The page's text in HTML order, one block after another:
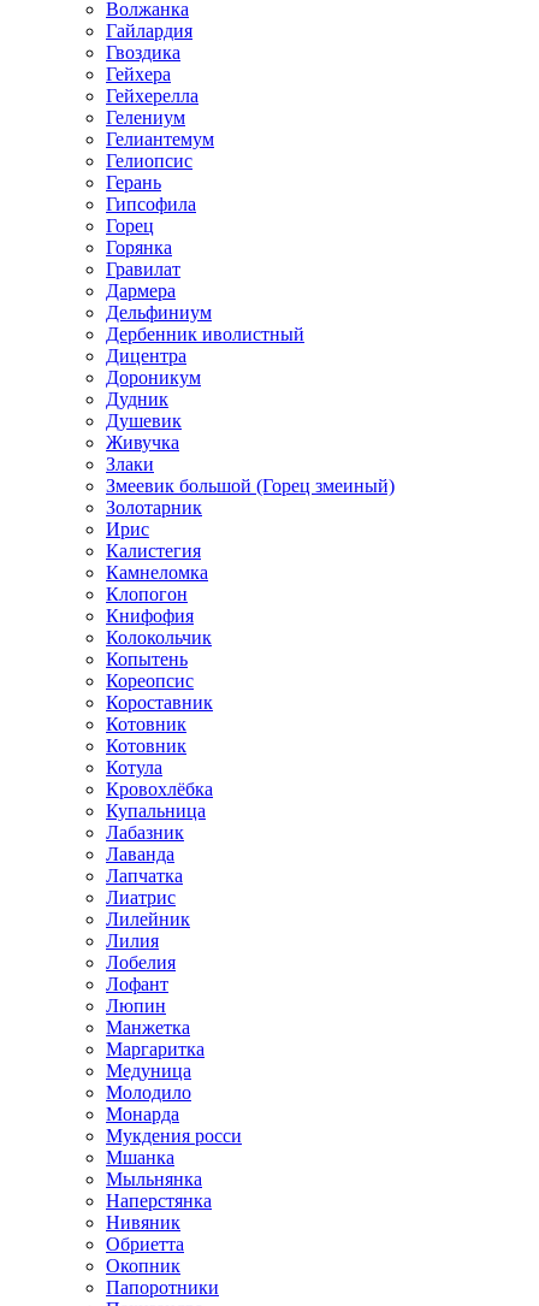
Волжанка
Гайлардия
Гвоздика
Гейхера
Гейхерелла
Гелениум
Гелиантемум
Гелиопсис
Герань
Гипсофила
Горец
Горянка
Гравилат
Дармера
Дельфиниум
Дербенник иволистный
Дицентра
Дороникум
Дудник
Душевик
Живучка
Злаки
Змеевик большой (Горец змеиный)
Золотарник
Ирис
Калистегия
Камнеломка
Клопогон
Книфофия
Колокольчик
Копытень
Кореопсис
Короставник
Котовник
Котовник
Котула
Кровохлёбка
Купальница
Лабазник
Лаванда
Лапчатка
Лиатрис
Лилейник
Лилия
Лобелия
Лофант
Люпин
Манжетка
Маргаритка
Медуница
Молодило
Монарда
Мукдения росси
Мшанка
Мыльнянка
Наперстянка
Нивяник
Обриетта
Окопник
Папоротники